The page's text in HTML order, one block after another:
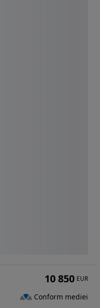
10 850 EUR
Conform mediei